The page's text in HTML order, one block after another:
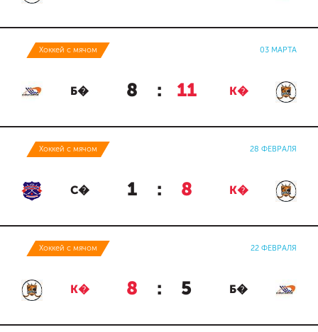
Хоккей с мячом 03 МАРТА
Б� 8 : 11 К�
Хоккей с мячом 28 ФЕВРАЛЯ
С� 1 : 8 К�
Хоккей с мячом 22 ФЕВРАЛЯ
К� 8 : 5 Б�